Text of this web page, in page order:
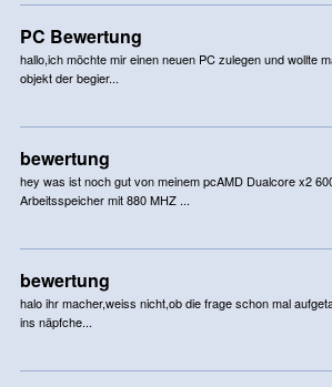
PC Bewertung
hallo,ich möchte mir einen neuen PC zulegen und wollte
objekt der begier...
bewertung
hey was ist noch gut von meinem pcAMD Dualcore x2
Arbeitsspeicher mit 880 MHZ ...
bewertung
halo ihr macher,weiss nicht,ob die frage schon mal
ins näpfche...